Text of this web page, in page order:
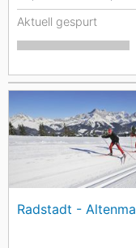
Aktuell gespurt
Radstadt -